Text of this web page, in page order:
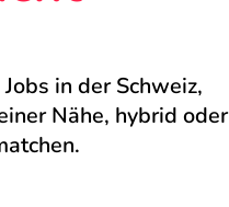
in der Schweiz,
Nähe, hybrid oder